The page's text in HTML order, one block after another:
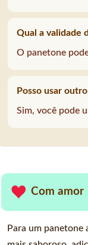
Qual a validade
O panetone
Posso usar
Sim, você pode
Com amor
Para um panetone